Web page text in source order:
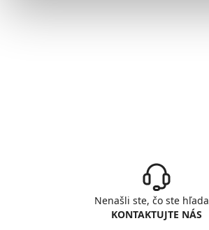
Nenašli ste, čo ste
KONTAKTUJTE NÁS